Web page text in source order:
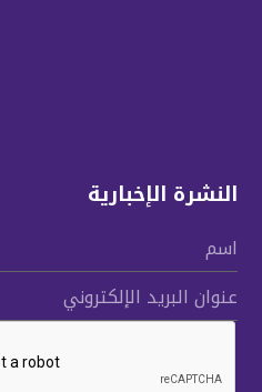
النشرة الإخبارية
اسم
عنوان البريد الإلكتروني